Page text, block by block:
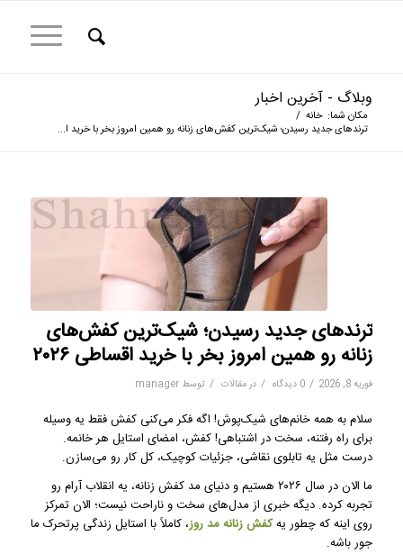
وبلاگ - آخرین اخبار
مکان شما: خانه /
ترندهای جدید رسیدن؛ شیک‌ترین کفش‌های زنانه رو همین امروز بخر با خرید ا...
ترندهای جدید رسیدن؛ شیک‌ترین کفش‌های
زنانه رو همین امروز بخر با خرید اقساطی ۲۰۲۶
فوریه 8, 2026 / 0 دیدگاه / درمقالات / توسط manager
سلام به همه خانم‌های شیک‌پوش! اگه فکر می‌کنی کفش فقط یه وسیله
برای راه رفتنه، سخت در اشتباهی! کفش، امضای استایل هر خانمه.
درست مثل یه تابلوی نقاشی، جزئیات کوچیک، کل کار رو می‌سازن.
ما الان در سال ۲۰۲۶ هستیم و دنیای مد کفش زنانه، یه انقلاب آرام رو
تجربه کرده. دیگه خبری از مدل‌های سخت و ناراحت نیست؛ الان تمرکز
روی اینه که چطور یهکفش زنانه مد روز، کاملاً با استایل زندگی پرتحرک ما
جور باشه.